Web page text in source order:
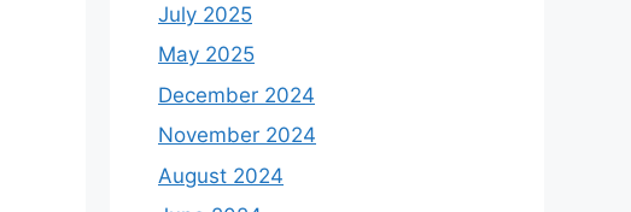
July 2025
May 2025
December 2024
November 2024
August 2024